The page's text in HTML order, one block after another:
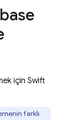
için Swift
farklı